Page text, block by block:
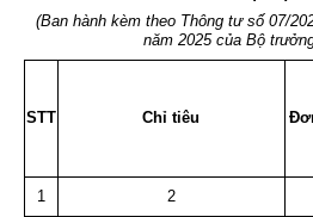
(Ban hành kèm theo Thông tư số 07/
năm 2025 của Bộ
STT Chỉ tiêu
1 2